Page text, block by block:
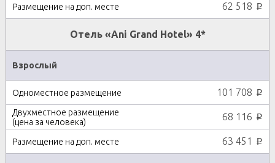
62 518 p
Отель «Ani Grand Hotel» 4*
Взрослый
101 708 p
68 116 p
63 451 p